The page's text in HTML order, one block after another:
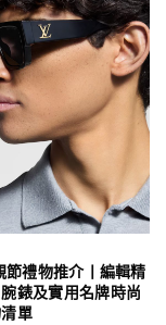
節禮物推介丨編輯精
錶及實用名牌時尚
單